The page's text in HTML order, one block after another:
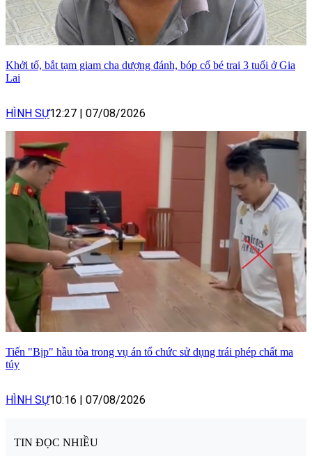
Khởi tố, bắt tạm giam cha dượng đánh, bóp cổ bé trai 3 tuổi ở Gia
Lai
HÌNH SỰ12:27 07/08/2026
Tiến "Bịp" hầu tòa trong vụ án tổ chức sử dụng trái phép chất ma
túy
HÌNH SỰ10:16 07/08/2026
TIN ĐỌC NHIỀU